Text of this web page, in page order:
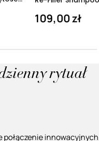
109,00 zł
rytuał
połączenie innowacyjnych